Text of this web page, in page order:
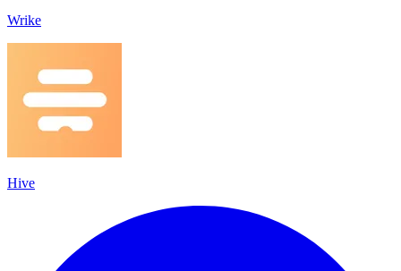
Wrike
Hive